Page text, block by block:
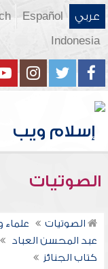
عربي Español
Indonesia
الصوتيات
الصوتيات علماء
عبد المحسن العباد
كتاب الجنائز